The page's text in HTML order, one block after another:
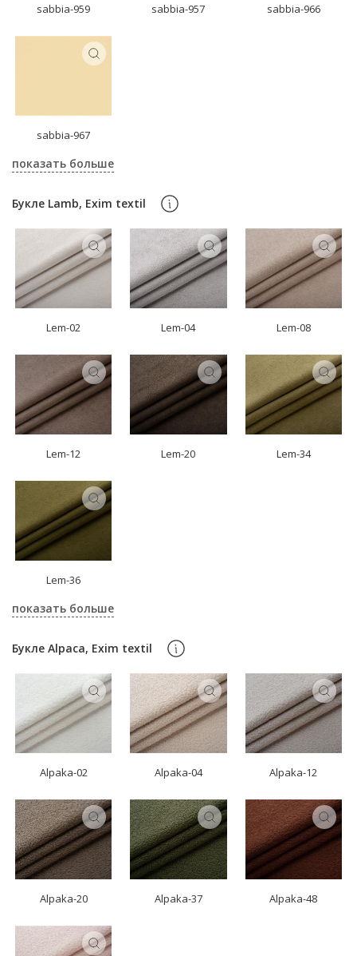
sabbia-959 sabbia-957 sabbia-966
sabbia-967
показать больше
Букле Lamb, Exim textil
Lem-02 Lem-04 Lem-08
Lem-12 Lem-20 Lem-34
Lem-36
показать больше
Букле Alpaca, Exim textil
Alpaka-02 Alpaka-04 Alpaka-12
Alpaka-20 Alpaka-37 Alpaka-48